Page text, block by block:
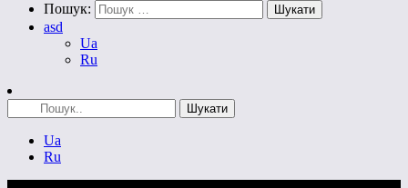
Пошук:
asd
Ua
Ru
Ua
Ru